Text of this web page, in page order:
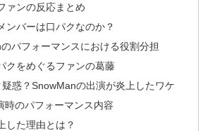
ァンの反応まとめ
バーは口パクなのか？
パフォーマンスにおける役割分担
クをめぐるファンの葛藤
惑？SnowManの出演が炎上したワケ
のパフォーマンス内容
した理由とは？